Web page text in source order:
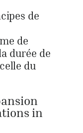
de
de
durée de
du